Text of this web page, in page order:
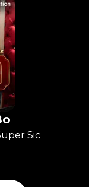
Sic